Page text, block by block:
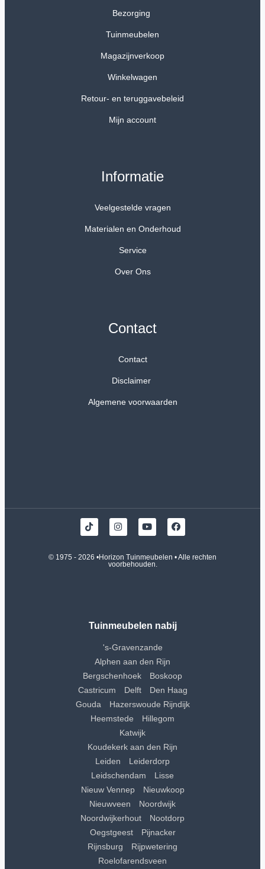
Bezorging
Tuinmeubelen
Magazijnverkoop
Winkelwagen
Retour- en teruggavebeleid
Mijn account
Informatie
Veelgestelde vragen
Materialen en Onderhoud
Service
Over Ons
Contact
Contact
Disclaimer
Algemene voorwaarden
© 1975 - 2026 •Horizon Tuinmeubelen • Alle rechten
voorbehouden.
Tuinmeubelen nabij
's-Gravenzande
Alphen aan den Rijn
Bergschenhoek
Boskoop
Castricum
Delft
Den Haag
Gouda
Hazerswoude Rijndijk
Heemstede
Hillegom
Katwijk
Koudekerk aan den Rijn
Leiden
Leiderdorp
Leidschendam
Lisse
Nieuw Vennep
Nieuwkoop
Nieuwveen
Noordwijk
Noordwijkerhout
Nootdorp
Oegstgeest
Pijnacker
Rijnsburg
Rijpwetering
Roelofarendsveen